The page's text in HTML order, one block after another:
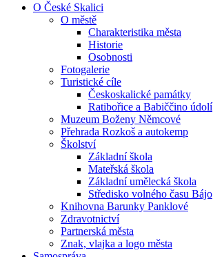
O České Skalici
O městě
Charakteristika města
Historie
Osobnosti
Fotogalerie
Turistické cíle
Českoskalické památky
Ratibořice a Babiččino údolí
Muzeum Boženy Němcové
Přehrada Rozkoš a autokemp
Školství
Základní škola
Mateřská škola
Základní umělecká škola
Středisko volného času Bájo
Knihovna Barunky Panklové
Zdravotnictví
Partnerská města
Znak, vlajka a logo města